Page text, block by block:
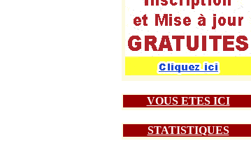
VOUS ETES ICI
STATISTIQUES